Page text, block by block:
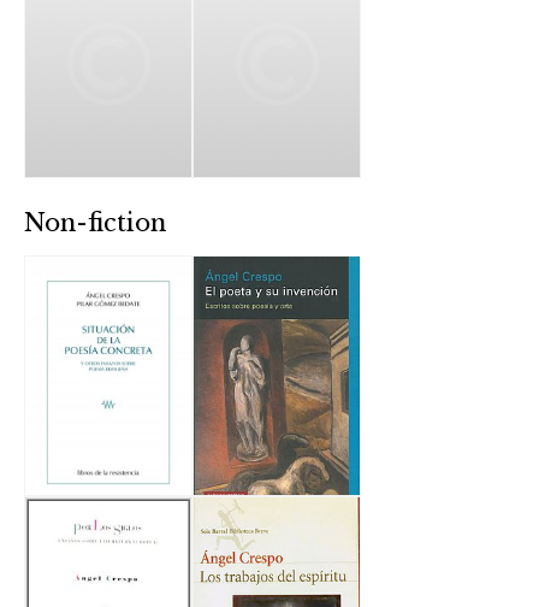
Non-fiction